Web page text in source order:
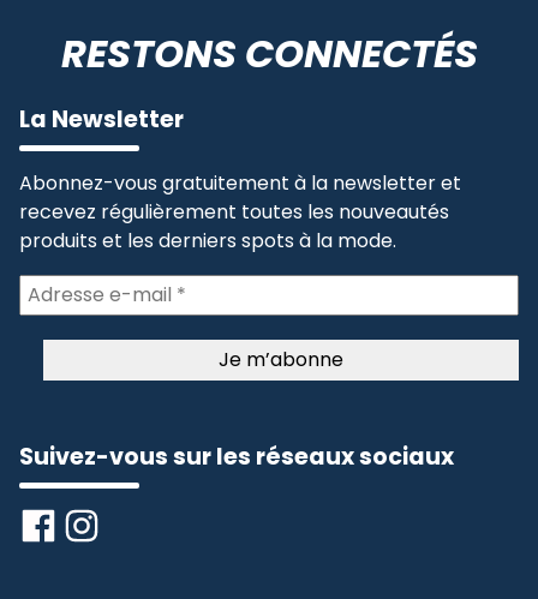
RESTONS CONNECTÉS
La Newsletter
Abonnez-vous gratuitement à la newsletter et
recevez régulièrement toutes les nouveautés
produits et les derniers spots à la mode.
Suivez-vous sur les réseaux sociaux